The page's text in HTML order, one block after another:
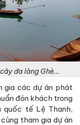
đa làng Ghè...
gia các dự án phát
đón khách trong
quốc tế Lệ Thanh,
tham gia dự án